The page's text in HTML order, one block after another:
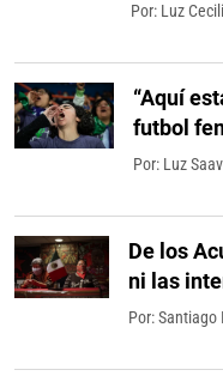
Por: Luz
“Aquí
futbol
Por: Luz
De los
ni las
Por: Santiago